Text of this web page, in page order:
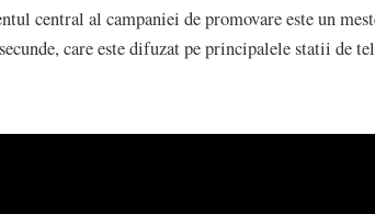
central al campaniei de promovare este un
care este difuzat pe principalele statii de